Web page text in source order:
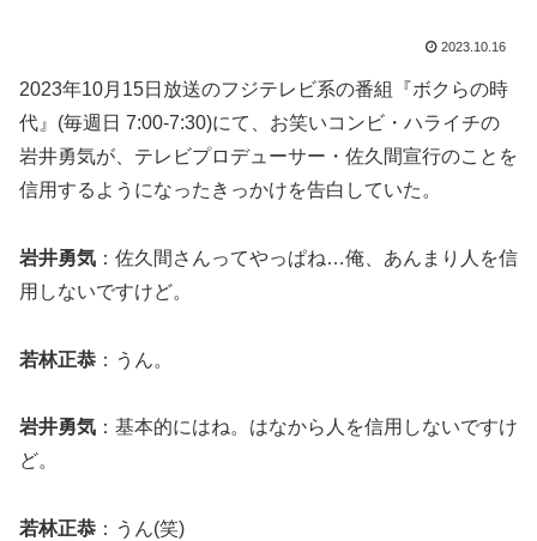
2023.10.16
2023年10月15日放送のフジテレビ系の番組『ボクらの時
代』(毎週日 7:00-7:30)にて、お笑いコンビ・ハライチの
岩井勇気が、テレビプロデューサー・佐久間宣行のことを
信用するようになったきっかけを告白していた。
岩井勇気 ：佐久間さんってやっぱね…俺、あんまり人を信
用しないですけど。
若林正恭 ：うん。
岩井勇気 ：基本的にはね。はなから人を信用しないですけ
ど。
若林正恭 ：うん(笑)